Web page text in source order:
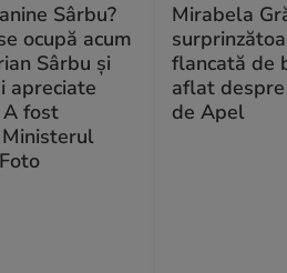
Sârbu?
ocupă acum
Sârbu și
apreciate
fost
Mirabela
flancată de
aflat
de Apel